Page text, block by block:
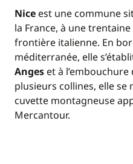
Seabob / Sea Scooter
Skipper + Hôtesse
Nice est une commune
la France, à une
frontière italienne. En
méditerranée, elle
Anges et à
plusieurs collines, elle
cuvette montagneuse
Mercantour.